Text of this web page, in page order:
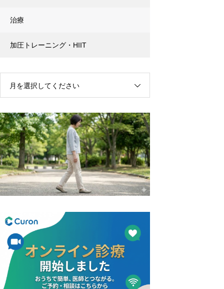
治療
加圧トレーニング・HIIT
月を選択してください